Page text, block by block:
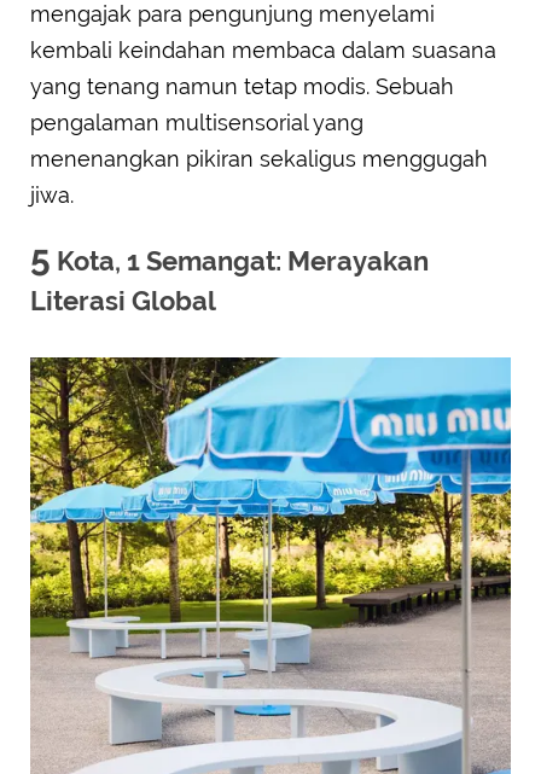
mengajak para pengunjung menyelami
kembali keindahan membaca dalam suasana
yang tenang namun tetap modis. Sebuah
pengalaman multisensorial yang
menenangkan pikiran sekaligus menggugah
jiwa.
5 Kota, 1 Semangat: Merayakan
Literasi Global